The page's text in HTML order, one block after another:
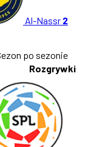
Al-Nassr 2
po sezonie
Rozgrywki